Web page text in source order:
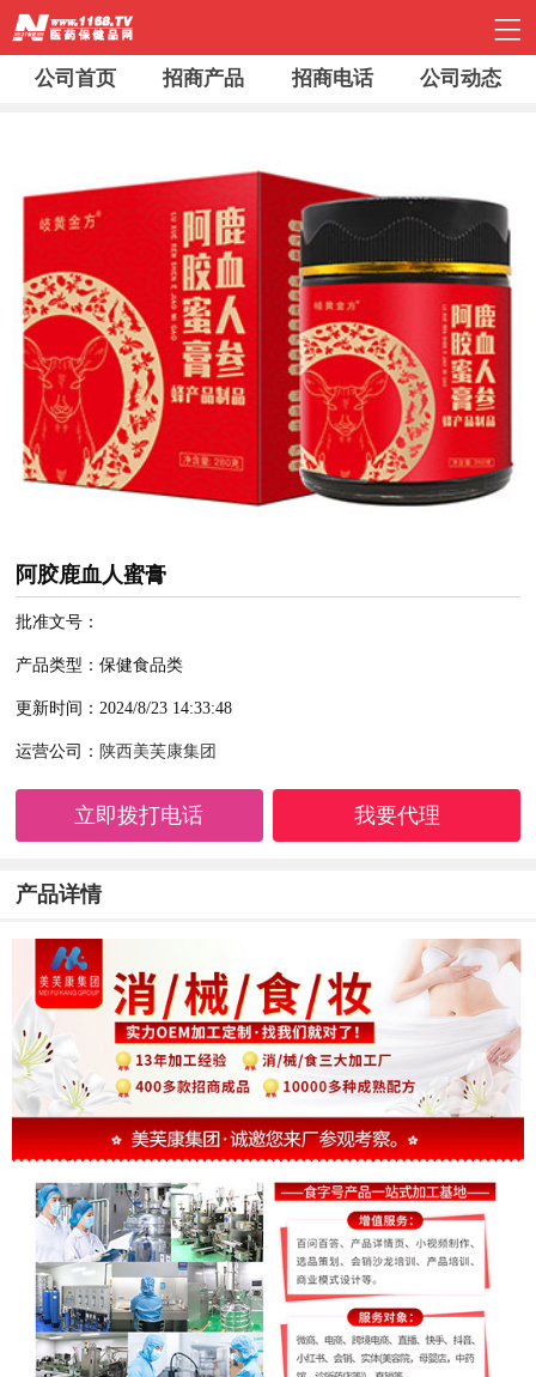
公司首页 招商产品 招商电话 公司动态
阿胶鹿血人蜜膏
批准文号：
产品类型：保健食品类
更新时间：2024/8/23 14:33:48
运营公司： 陕西美芙康集团
立即拨打电话 我要代理
产品详情